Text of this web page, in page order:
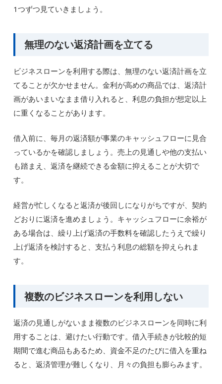
1つずつ見ていきましょう。
無理のない返済計画を立てる
ビジネスローンを利用する際は、無理のない返済計画を立
てることが欠かせません。金利が高めの商品では、返済計
画があいまいなまま借り入れると、利息の負担が想定以上
に重くなることがあります。
借入前に、毎月の返済額が事業のキャッシュフローに見合
っているかを確認しましょう。売上の見通しや他の支払い
も踏まえ、返済を継続できる金額に抑えることが大切で
す。
経営が忙しくなると返済が後回しになりがちですが、契約
どおりに返済を進めましょう。キャッシュフローに余裕が
ある場合は、繰り上げ返済の手数料を確認したうえで繰り
上げ返済を検討すると、支払う利息の総額を抑えられま
す。
複数のビジネスローンを利用しない
返済の見通しがないまま複数のビジネスローンを同時に利
用することは、避けたい行動です。借入手続きが比較的短
期間で進む商品もあるため、資金不足のたびに借入を重ね
ると、返済管理が難しくなり、月々の負担も膨らみます。